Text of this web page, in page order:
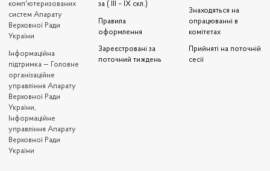
комп'ютеризованих
систем Апарату
Верховної Ради
України
Iнформаційна
підтримка — Головне
організаційне
управління Апарату
Верховної Ради
України,
Інформаційне
управління Апарату
Верховної Ради
України
за ( III – IX скл.)
Правила
оформлення
Зареєстровані за
поточний тиждень
Знаходяться на
опрацюванні в
комітетах
Прийняті на поточній
сесії